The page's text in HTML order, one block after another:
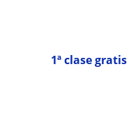
1ª clase gratis